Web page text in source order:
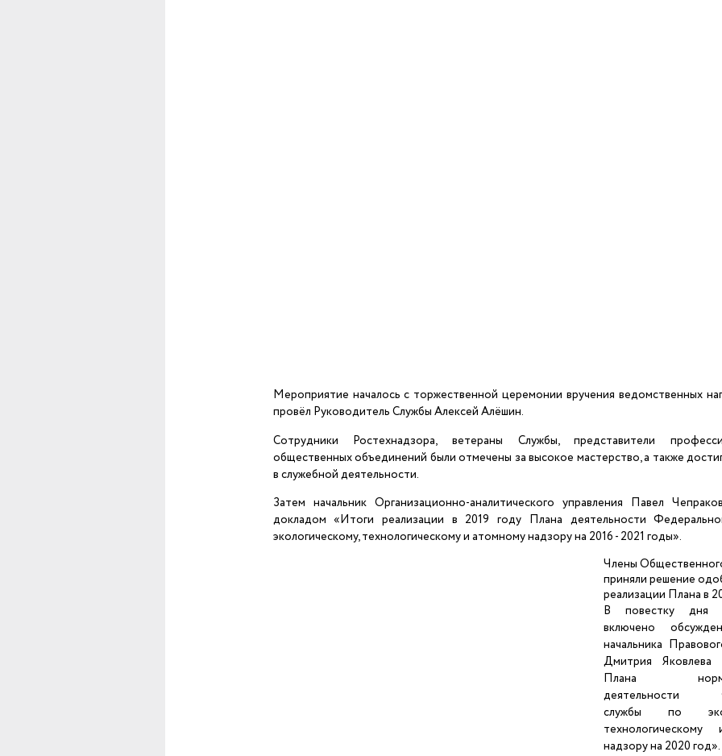
Мероприятие началось с торжественной церемонии вручения ведомственных
провёл Руководитель Службы Алексей Алёшин.
Сотрудники Ростехнадзора, ветераны Службы, представители
общественных объединений были отмечены за высокое мастерство, а также
в служебной деятельности.
Затем начальник Организационно-аналитического управления Павел
докладом «Итоги реализации в 2019 году Плана деятельности
экологическому, технологическому и атомному надзору на 2016 - 2021 годы».
Члены
приняли решение
реализации Плана в
В повестку дня
включено
начальника
Дмитрия
Плана
деятельности
службы по
надзору на 2020 год».